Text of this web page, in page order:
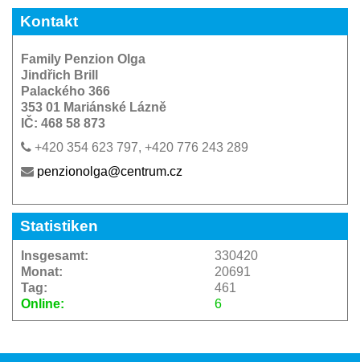
Kontakt
Family Penzion Olga
Jindřich Brill
Palackého 366
353 01 Mariánské Lázně
IČ: 468 58 873
+420 354 623 797, +420 776 243 289
penzionolga@centrum.cz
Statistiken
Online: 6
Insgesamt:
330420
Monat:
20691
Tag:
461